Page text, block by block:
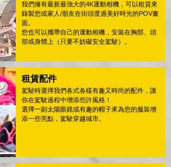
我們擁有最新最強大的4K運動相機，可以租賃來
錄製您或家人/朋友在街頭度過美好時光的POV畫
面。
您也可以攜帶自己的運動相機，安裝在胸部、頭
部或身體上（只要不妨礙安全駕駛）。
租賃配件
駕駛時選擇我們各式各樣有趣又時尚的配件，讓
你在駕駛過程中增添些許風格！
選擇一副太陽眼鏡或有趣的帽子來為您的服裝增
添一些亮點，駕駛穿越城市。